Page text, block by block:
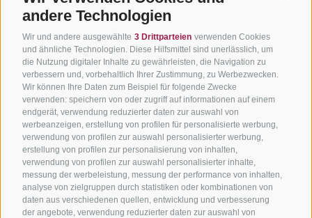
andere Technologien
Wir und andere ausgewählte 3 Drittparteien verwenden Cookies
und ähnliche Technologien. Diese Hilfsmittel sind unerlässlich, um
die Nutzung digitaler Inhalte zu gewährleisten, die Navigation zu
verbessern und, vorbehaltlich Ihrer Zustimmung, zu Werbezwecken.
Wir können Ihre Daten zum Beispiel für folgende Zwecke
verwenden: speichern von oder zugriff auf informationen auf einem
endgerät, verwendung reduzierter daten zur auswahl von
werbeanzeigen, erstellung von profilen für personalisierte werbung,
verwendung von profilen zur auswahl personalisierter werbung,
erstellung von profilen zur personalisierung von inhalten,
verwendung von profilen zur auswahl personalisierter inhalte,
messung der werbeleistung, messung der performance von inhalten,
analyse von zielgruppen durch statistiken oder kombinationen von
daten aus verschiedenen quellen, entwicklung und verbesserung
der angebote, verwendung reduzierter daten zur auswahl von